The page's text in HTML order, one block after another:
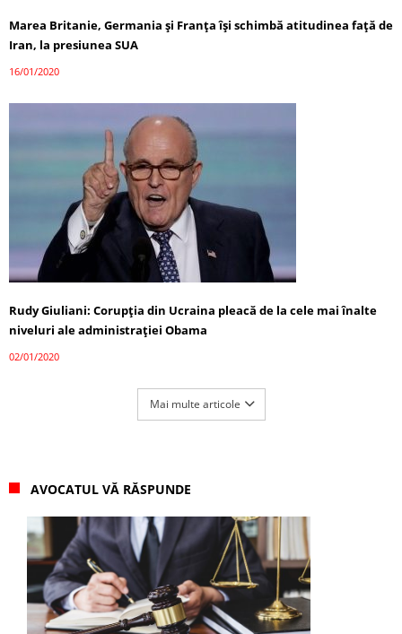
Marea Britanie, Germania și Franța își schimbă atitudinea față de
Iran, la presiunea SUA
16/01/2020
Rudy Giuliani: Corupția din Ucraina pleacă de la cele mai înalte
niveluri ale administrației Obama
02/01/2020
Mai multe articole
AVOCATUL VĂ RĂSPUNDE